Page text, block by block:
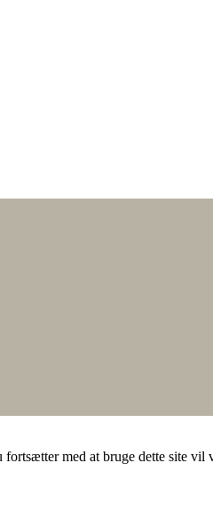
med at bruge dette site vil